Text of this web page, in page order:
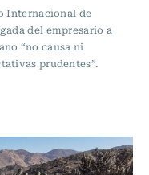
Internacional de
del empresario a
“no causa ni
prudentes”.